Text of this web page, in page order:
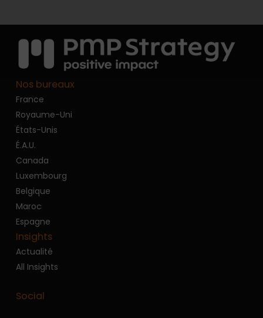
Nos bureaux
France
Royaume-Uni
États-Unis
É.A.U.
Canada
Luxembourg
Belgique
Maroc
Espagne
Insights
Actualité
All Insights
Social